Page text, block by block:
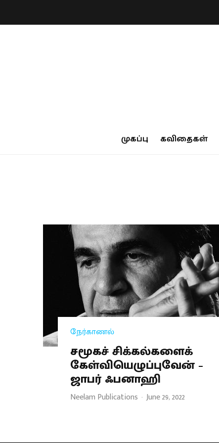
முகப்பு கவிதைகள்
நேர்காணல்
சமூகச் சிக்கல்களைக்
கேள்வியெழுப்புவேன் –
ஜாபர் ஃபனாஹி
Neelam Publications · June 29, 2022